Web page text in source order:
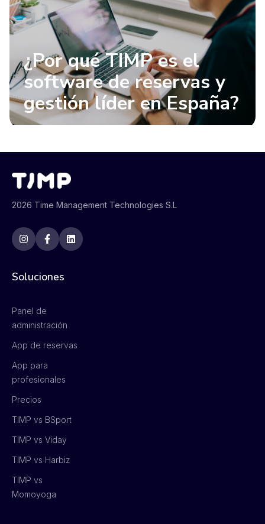
¿Por qué TIMP es el
software de reservas y
gestión líder en España?
2026 Time Management Technologies S.L
Soluciones
Panel de
administración
App de reservas
App para
profesionales
Precios
TIMP vs BSport
TIMP vs Viday
TIMP vs Harbiz
TIMP vs
Momoyoga